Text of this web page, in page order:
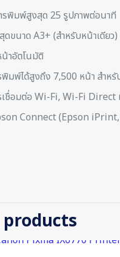
รพิมพ์สูงสุด 25 รูปภาพต่อนาที
ขนาด A3+ (สำหรับหน้าเดียว)
าอัตโนมัติ
มพ์ได้สูงถึง 7,500 หน้า สำห
เชื่อมต่อ Wi-Fi, Wi-Fi Direct
Connect (Epson
Your